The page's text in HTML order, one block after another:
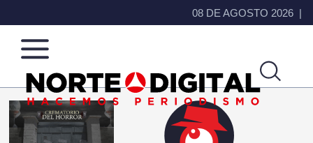
08 DE AGOSTO 2026
Norte
Más